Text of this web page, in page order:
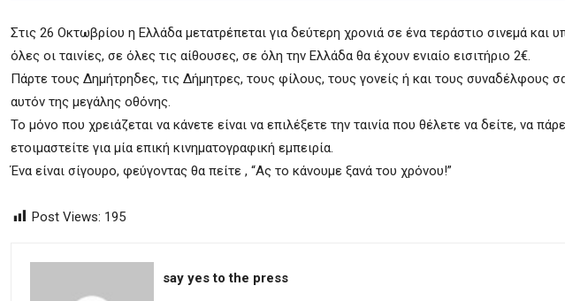
Στις 26 Οκτωβρίου η Ελλάδα μετατρέπεται για δεύτερη χρονιά σε ένα τεράστιο σινεμά και
όλες οι ταινίες, σε όλες τις αίθουσες, σε όλη την Ελλάδα θα έχουν ενιαίο εισιτήριο 2€.
Πάρτε τους Δημήτρηδες, τις Δήμητρες, τους φίλους, τους γονείς ή και τους συναδέλφους
αυτόν της μεγάλης οθόνης.
Το μόνο που χρειάζεται να κάνετε είναι να επιλέξετε την ταινία που θέλετε να δείτε, να
ετοιμαστείτε για μία επική κινηματογραφική εμπειρία.
Ένα είναι σίγουρο, φεύγοντας θα πείτε , “Ας το κάνουμε ξανά του χρόνου!”
Post Views: 195
say yes to the press